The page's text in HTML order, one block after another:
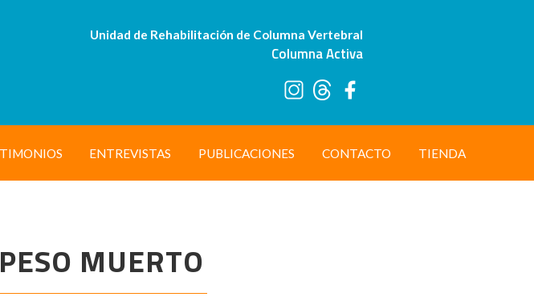
Unidad de Rehabilitación de Columna Vertebral
Columna Activa
ENTREVISTAS PUBLICACIONES CONTACTO TIENDA
MUERTO